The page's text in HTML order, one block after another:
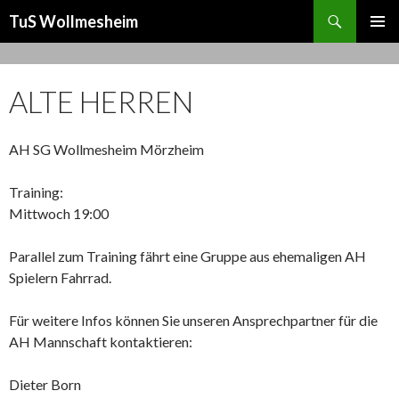
TuS Wollmesheim
MENÜ
ALTE HERREN
AH SG Wollmesheim Mörzheim
Training:
Mittwoch 19:00
Parallel zum Training fährt eine Gruppe aus ehemaligen AH
Spielern Fahrrad.
Für weitere Infos können Sie unseren Ansprechpartner für die
AH Mannschaft kontaktieren:
Dieter Born